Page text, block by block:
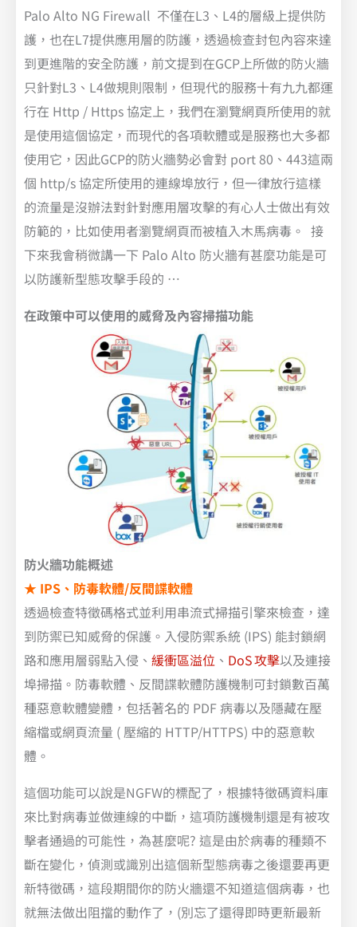
Palo Alto NG Firewall 不僅在L3、L4的層級上提供防
護，也在L7提供應用層的防護，透過檢查封包內容來達
到更進階的安全防護，前文提到在GCP上所做的防火牆
只針對L3、L4做規則限制，但現代的服務十有九九都運
行在 Http / Https 協定上，我們在瀏覽網頁所使用的就
是使用這個協定，而現代的各項軟體或是服務也大多都
使用它，因此GCP的防火牆勢必會對 port 80、443這兩
個 http/s 協定所使用的連線埠放行，但一律放行這樣
的流量是沒辦法對針對應用層攻擊的有心人士做出有效
防範的，比如使用者瀏覽網頁而被植入木馬病毒。 接
下來我會稍微講一下 Palo Alto 防火牆有甚麼功能是可
以防護新型態攻擊手段的 …
在政策中可以使用的威脅及內容掃描功能
防火牆功能概述
★ IPS、防毒軟體/反間諜軟體
透過檢查特徵碼格式並利用串流式掃描引擎來檢查，達
到防禦已知威脅的保護。入侵防禦系統 (IPS) 能封鎖網
路和應用層弱點入侵、 緩衝區溢位 、 DoS 攻擊以及連接
埠掃描。防毒軟體、反間諜軟體防護機制可封鎖數百萬
種惡意軟體變體，包括著名的 PDF 病毒以及隱藏在壓
縮檔或網頁流量 ( 壓縮的 HTTP/HTTPS) 中的惡意軟
體。
這個功能可以說是NGFW的標配了，根據特徵碼資料庫
來比對病毒並做連線的中斷，這項防護機制還是有被攻
擊者通過的可能性，為甚麼呢? 這是由於病毒的種類不
斷在變化，偵測或識別出這個新型態病毒之後還要再更
新特徵碼，這段期間你的防火牆還不知道這個病毒，也
就無法做出阻擋的動作了，(別忘了還得即時更新最新